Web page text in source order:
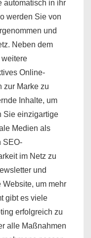
automatisch in ihr
werden Sie von
und
Neben dem
Online-
zur Marke zu
Inhalte, um
Sie einzigartige
Medien als
SEO-
im Netz zu
und
um mehr
gibt es viele
erfolgreich zu
alle Maßnahmen